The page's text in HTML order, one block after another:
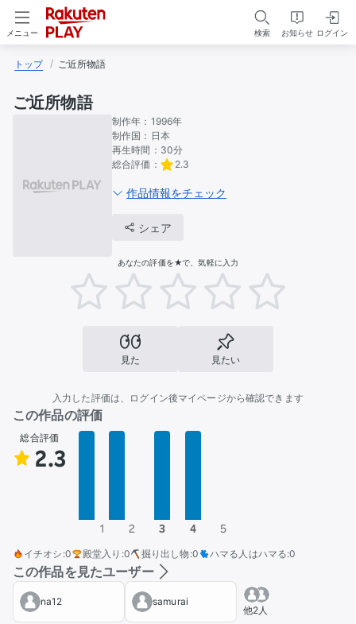
メニュー 検索 お知らせ ログイン
トップ ご近所物語
ご近所物語
制作年： 1996年
制作国： 日本
再生時間： 30分
総合評価：
2.3
作品情報をチェック
シェア
あなたの評価を★で、気軽に入力
見た 見たい
入力した評価は、ログイン後マイページから確認できます
この作品の評価
総合評価
2.3
1 2 3 4 5
イチオシ :0 殿堂入り :0 掘り出し物 :0 ハマる人はハマる:0
この作品を見たユーザー
na12 samurai
他2人